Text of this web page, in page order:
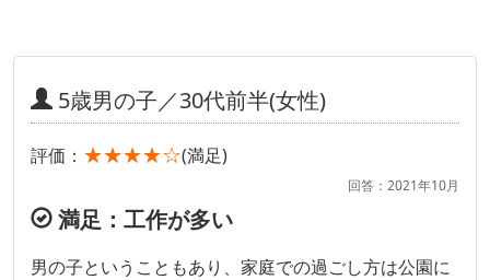
5歳男の子／30代前半(女性)
評価： ★★★★☆(満足)
回答：2021年10月
満足：工作が多い
男の子ということもあり、家庭での過ごし方は公園に